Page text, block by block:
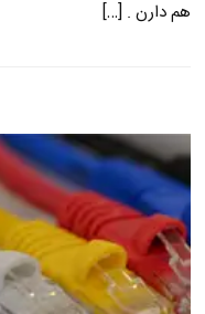
هم دارن . […]